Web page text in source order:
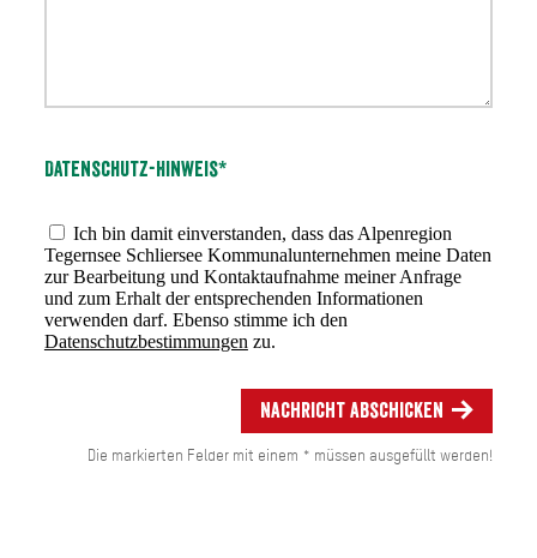
Datenschutz-Hinweis*
Ich bin damit einverstanden, dass das Alpenregion
Tegernsee Schliersee Kommunalunternehmen meine Daten
zur Bearbeitung und Kontaktaufnahme meiner Anfrage
und zum Erhalt der entsprechenden Informationen
verwenden darf. Ebenso stimme ich den
Datenschutzbestimmungen zu.
Nachricht abschicken
Die markierten Felder mit einem * müssen ausgefüllt werden!